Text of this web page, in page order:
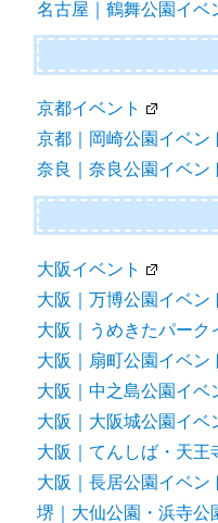
名古屋｜鶴舞公園イベ
京都イベント
京都｜岡崎公園イベン
奈良｜奈良公園イベン
大阪イベント
大阪｜万博公園イベン
大阪｜うめきたパーク
大阪｜扇町公園イベン
大阪｜中之島公園イベ
大阪｜大阪城公園イベ
大阪｜てんしば・天王
大阪｜長居公園イベン
堺｜大仙公園・浜寺公